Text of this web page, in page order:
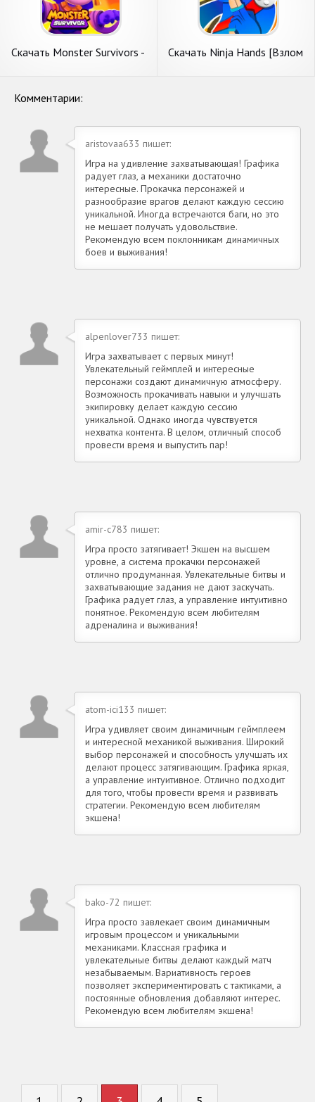
Скачать Monster Survivors -
Скачать Ninja Hands [Взлом
Комментарии:
aristovaa633 пишет:
Игра на удивление захватывающая! Графика
радует глаз, а механики достаточно
интересные. Прокачка персонажей и
разнообразие врагов делают каждую сессию
уникальной. Иногда встречаются баги, но это
не мешает получать удовольствие.
Рекомендую всем поклонникам динамичных
боев и выживания!
alpenlover733 пишет:
Игра захватывает с первых минут!
Увлекательный геймплей и интересные
персонажи создают динамичную атмосферу.
Возможность прокачивать навыки и улучшать
экипировку делает каждую сессию
уникальной. Однако иногда чувствуется
нехватка контента. В целом, отличный способ
провести время и выпустить пар!
amir-c783 пишет:
Игра просто затягивает! Экшен на высшем
уровне, а система прокачки персонажей
отлично продуманная. Увлекательные битвы и
захватывающие задания не дают заскучать.
Графика радует глаз, а управление интуитивно
понятное. Рекомендую всем любителям
адреналина и выживания!
atom-ici133 пишет:
Игра удивляет своим динамичным геймплеем
и интересной механикой выживания. Широкий
выбор персонажей и способность улучшать их
делают процесс затягивающим. Графика яркая,
а управление интуитивное. Отлично подходит
для того, чтобы провести время и развивать
стратегии. Рекомендую всем любителям
экшена!
bako-72 пишет:
Игра просто завлекает своим динамичным
игровым процессом и уникальными
механиками. Классная графика и
увлекательные битвы делают каждый матч
незабываемым. Вариативность героев
позволяет экспериментировать с тактиками, а
постоянные обновления добавляют интерес.
Рекомендую всем любителям экшена!